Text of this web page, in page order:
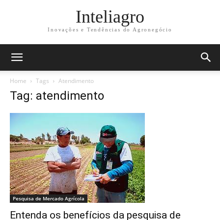
Inteliagro
Inovações e Tendências do Agronegócio
Home Tags Atendimento
Tag: atendimento
Pesquisa de Mercado Agrícola
Entenda os benefícios da pesquisa de